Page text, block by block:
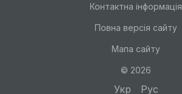
Контактна інформація
Повна версія сайту
Мапа сайту
© 2026
Укр Рус